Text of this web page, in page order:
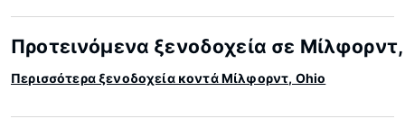
Προτεινόμενα ξενοδοχεία σε
Περισσότερα ξενοδοχεία κοντά Μίλφορντ, Ohio